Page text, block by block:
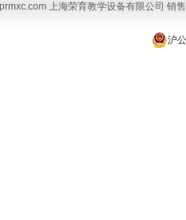
上海荣育教学设备有限公司 销
沪